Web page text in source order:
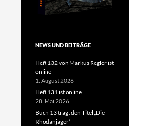
NEWS UND BEITRÄGE
Heft 132 von Markus Regler ist
online
1. August 2026
Heft 131 ist online
28. Mai 2026
Buch 13 trägt den Titel „Die
Rhodanjäger“